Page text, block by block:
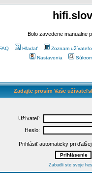
Bolo zavedene manualne
Hľadať Zoznam
Nastavenia
Zadajte prosím Vaše
Užívateľ:
Heslo:
Prihlásiť automaticky pri
Zabudli ste svoje